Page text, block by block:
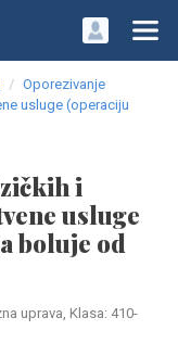
Oporezivanje
usluge (operaciju
i
usluge
boluje od
uprava, Klasa: 410-